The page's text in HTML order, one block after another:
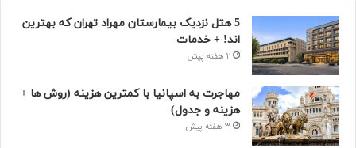
5 هتل نزدیک بیمارستان مهراد تهران که بهترین‌
اند! + خدمات
2 هفته پیش
مهاجرت به اسپانیا با کمترین هزینه (روش ها +
هزینه و جدول)
3 هفته پیش